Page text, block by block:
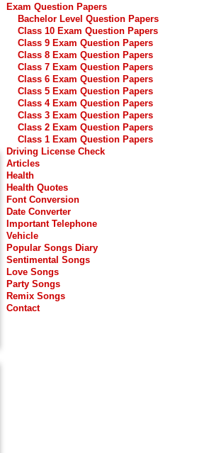
Exam Question Papers
Bachelor Level Question Papers
Class 10 Exam Question Papers
Class 9 Exam Question Papers
Class 8 Exam Question Papers
Class 7 Exam Question Papers
Class 6 Exam Question Papers
Class 5 Exam Question Papers
Class 4 Exam Question Papers
Class 3 Exam Question Papers
Class 2 Exam Question Papers
Class 1 Exam Question Papers
Driving License Check
Articles
Health
Health Quotes
Font Conversion
Date Converter
Important Telephone
Vehicle
Popular Songs Diary
Sentimental Songs
Love Songs
Party Songs
Remix Songs
Contact